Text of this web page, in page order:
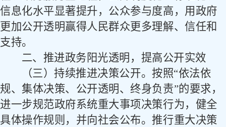
信息化水平显著提升，公众参与度高，用政府
更加公开透明赢得人民群众更多理解、信任和
支持。
二、推进政务阳光透明，提高公开实效
（三）持续推进决策公开。按照“依法依
规、集体决策、公开透明、终身负责”的要求，
进一步规范政府系统重大事项决策行为，健全
具体操作规则，并向社会公布。推行重大决策